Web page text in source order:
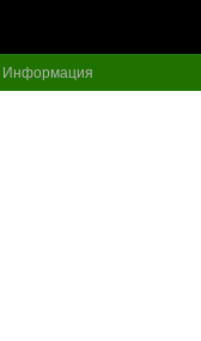
Информация